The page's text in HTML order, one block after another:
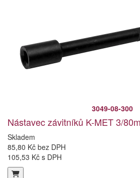
3049-08-300
Nástavec závitníků K-MET 3/
Skladem
85,80 Kč bez DPH
105,53 Kč s DPH